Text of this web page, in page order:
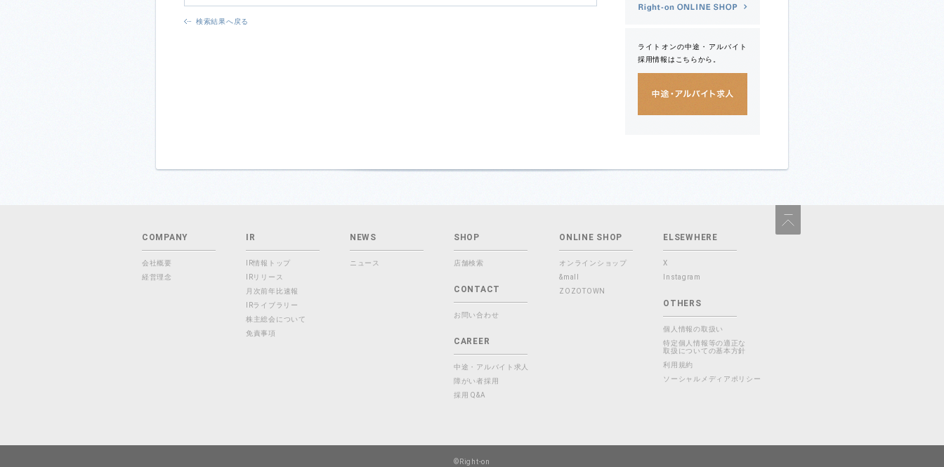
ライトオンの中途・アルバイト
採用情報はこちらから。
検索結果へ戻る
COMPANY
会社概要
経営理念
IR
IR情報トップ
IRリリース
月次前年比速報
IRライブラリー
株主総会について
免責事項
NEWS
ニュース
SHOP
店舗検索
CONTACT
お問い合わせ
CAREER
中途・アルバイト求人
障がい者採用
採用 Q&A
ONLINE SHOP
オンラインショップ
&mall
ZOZOTOWN
ELSEWHERE
X
Instagram
OTHERS
個人情報の取扱い
特定個人情報等の適正な
取扱についての基本方針
利用規約
ソーシャルメディアポリシー
©Right-on